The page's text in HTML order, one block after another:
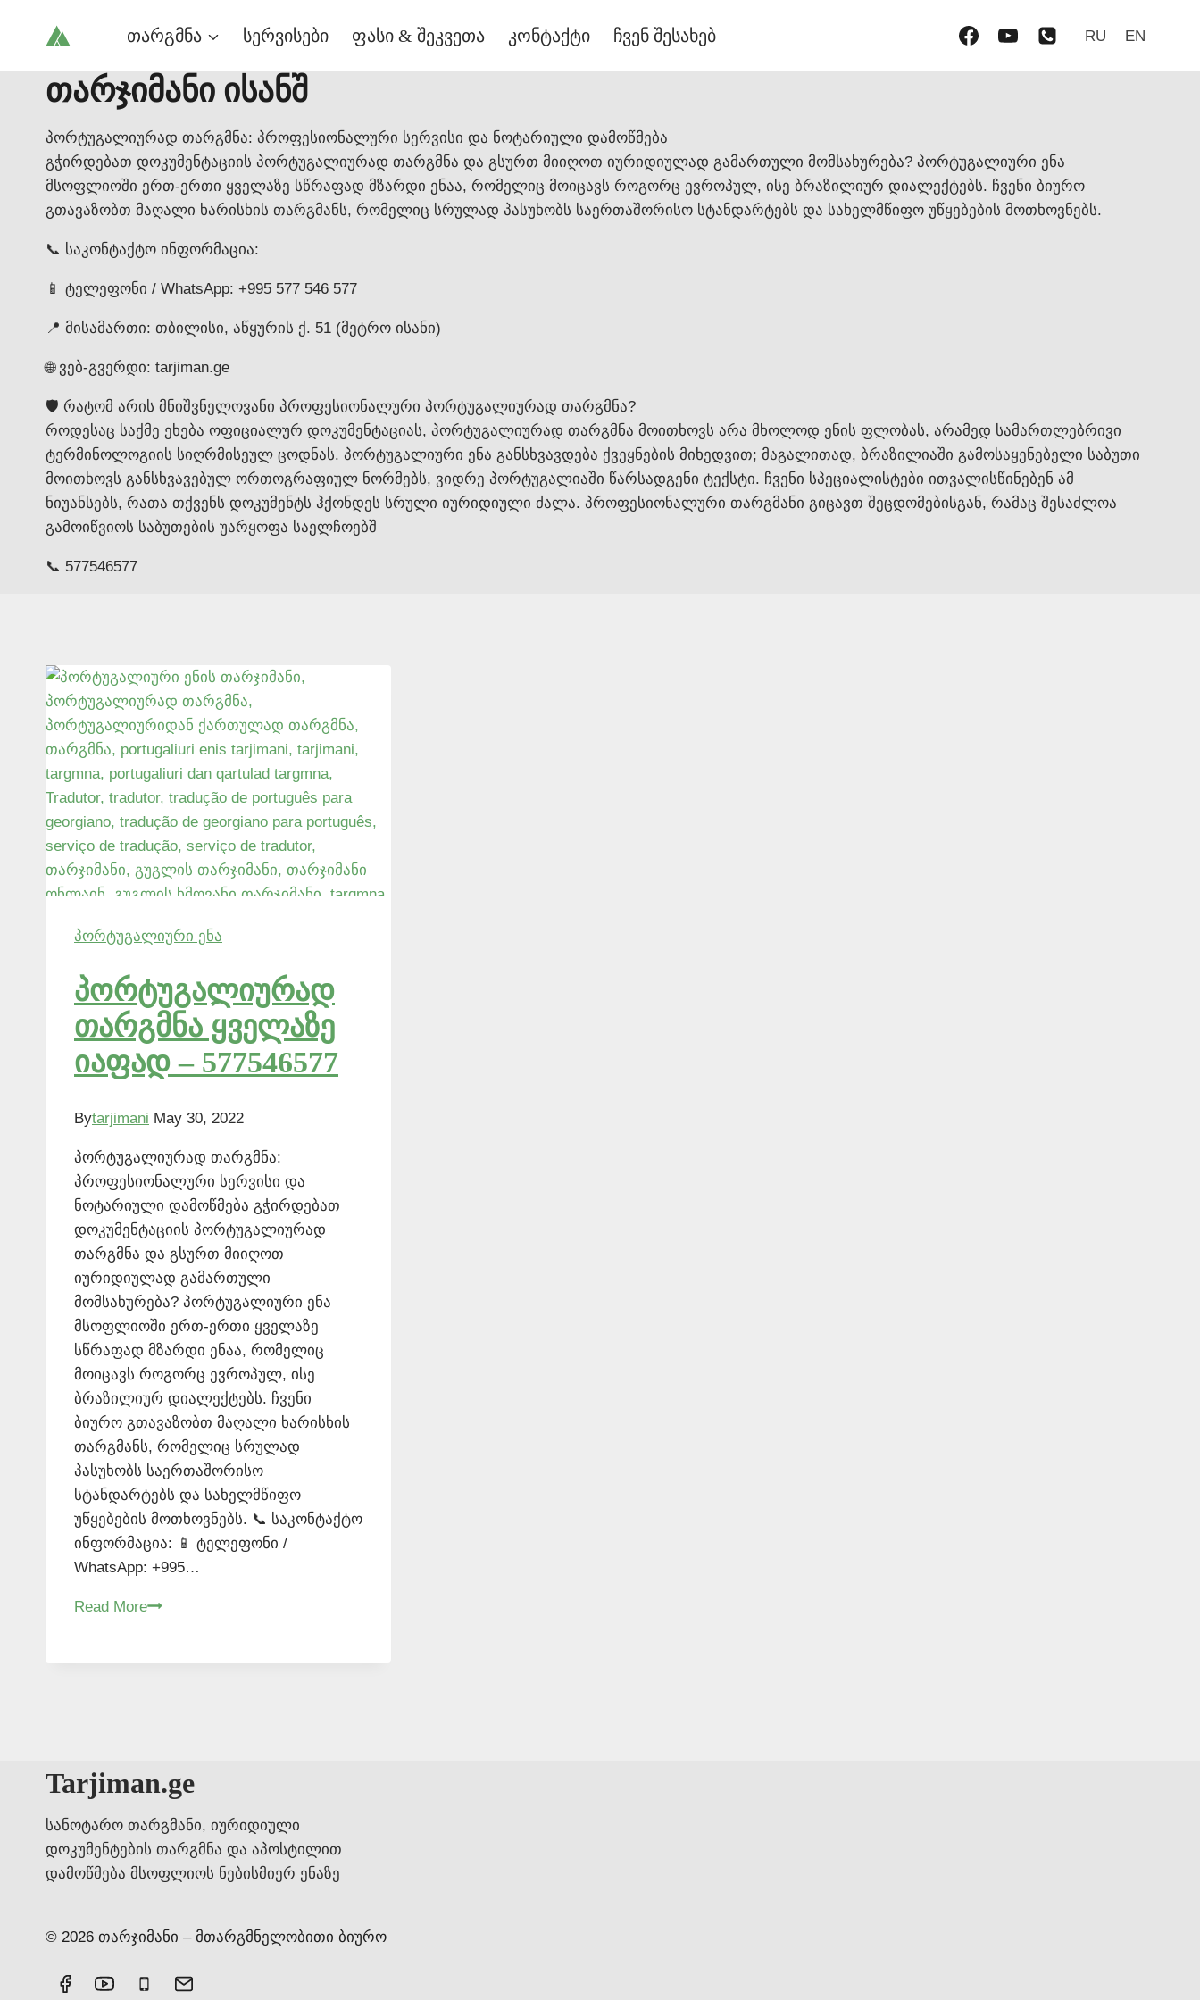
თარგმნა სერვისები ფასი & შეკვეთა კონტაქტი ჩვენ შესახებ RU EN
თარჯიმანი ისანშ
პორტუგალიურად თარგმნა: პროფესიონალური სერვისი და ნოტარიული დამოწმება
გჭირდებათ დოკუმენტაციის პორტუგალიურად თარგმნა და გსურთ მიიღოთ იურიდიულად გამართული მომსახურება? პორტუგალიური ენა
მსოფლიოში ერთ-ერთი ყველაზე სწრაფად მზარდი ენაა, რომელიც მოიცავს როგორც ევროპულ, ისე ბრაზილიურ დიალექტებს. ჩვენი ბიურო
გთავაზობთ მაღალი ხარისხის თარგმანს, რომელიც სრულად პასუხობს საერთაშორისო სტანდარტებს და სახელმწიფო უწყებების მოთხოვნებს.
📞 საკონტაქტო ინფორმაცია:
📱 ტელეფონი / WhatsApp: +995 577 546 577
📍 მისამართი: თბილისი, აწყურის ქ. 51 (მეტრო ისანი)
🌐 ვებ-გვერდი: tarjiman.ge
🛡️ რატომ არის მნიშვნელოვანი პროფესიონალური პორტუგალიურად თარგმნა?
როდესაც საქმე ეხება ოფიციალურ დოკუმენტაციას, პორტუგალიურად თარგმნა მოითხოვს არა მხოლოდ ენის ფლობას, არამედ სამართლებრივი
ტერმინოლოგიის სიღრმისეულ ცოდნას. პორტუგალიური ენა განსხვავდება ქვეყნების მიხედვით; მაგალითად, ბრაზილიაში გამოსაყენებელი საბუთი
მოითხოვს განსხვავებულ ორთოგრაფიულ ნორმებს, ვიდრე პორტუგალიაში წარსადგენი ტექსტი. ჩვენი სპეციალისტები ითვალისწინებენ ამ
ნიუანსებს, რათა თქვენს დოკუმენტს ჰქონდეს სრული იურიდიული ძალა. პროფესიონალური თარგმანი გიცავთ შეცდომებისგან, რამაც შესაძლოა
გამოიწვიოს საბუთების უარყოფა საელჩოებშ
📞 577546577
პორტუგალიური ენა
პორტუგალიურად
თარგმნა ყველაზე
იაფად – 577546577
Bytarjimani May 30, 2022
პორტუგალიურად თარგმნა:
პროფესიონალური სერვისი და
ნოტარიული დამოწმება გჭირდებათ
დოკუმენტაციის პორტუგალიურად
თარგმნა და გსურთ მიიღოთ
იურიდიულად გამართული
მომსახურება? პორტუგალიური ენა
მსოფლიოში ერთ-ერთი ყველაზე
სწრაფად მზარდი ენაა, რომელიც
მოიცავს როგორც ევროპულ, ისე
ბრაზილიურ დიალექტებს. ჩვენი
ბიურო გთავაზობთ მაღალი ხარისხის
თარგმანს, რომელიც სრულად
პასუხობს საერთაშორისო
სტანდარტებს და სახელმწიფო
უწყებების მოთხოვნებს. 📞 საკონტაქტო
ინფორმაცია: 📱 ტელეფონი /
WhatsApp: +995…
Read Moreპორტუგალიურად
Tarjiman.ge
სანოტარო თარგმანი, იურიდიული
დოკუმენტების თარგმნა და აპოსტილით
დამოწმება მსოფლიოს ნებისმიერ ენაზე
© 2026 თარჯიმანი – მთარგმნელობითი ბიურო